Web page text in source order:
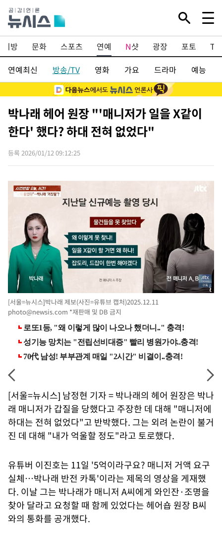
지방 문화 스포츠 연예 N샷 광장 포토 TV
연예최신
방송/TV 영화 가요 드라마 예능
박나래 헤어 원장 "'매니저가 일을 X같이
한다' 했다? 하대 전혀 없었다"
등록 2026/01/12 09:12:25
[서울=뉴시스]박나래 제보(사진=유튜브 캡처)2025.12.11
photo@newsis.com *재판매 및 DB 금지
[서울=뉴시스] 남정현 기자 = 박나래의 헤어 원장은 박나
래 매니저가 갑질을 당했다고 주장한 데 대해 "매니저에
하대는 전혀 없었다"고 반박했다. 그는 외려 논란이 불거
진 데 대해 "내가 억울할 정도"라고 토로했다.
유튜버 이진호는 11일 '5억이라구요? 매니저 거액 요구
실체…박나래 반전 카톡'이라는 제목의 영상을 게재했
다. 이날 그는 박나래가 매니저 A씨에게 와인잔·조명을
찾아 달라고 요청할 때 함께 있었다는 헤어숍 원장 B씨
와의 통화를 공개했다.